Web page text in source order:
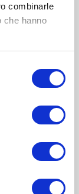
combinarle
che hanno